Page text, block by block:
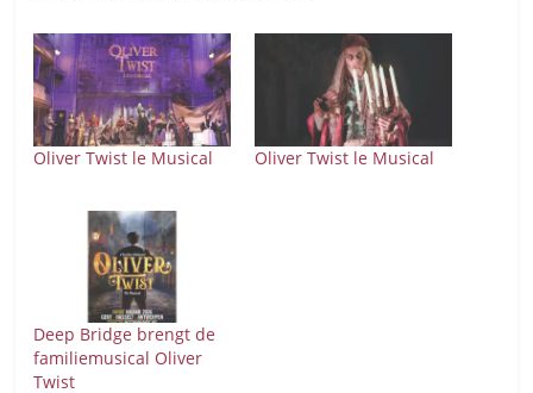
Oliver Twist le Musical Oliver Twist le Musical
Deep Bridge brengt de
familiemusical Oliver
Twist